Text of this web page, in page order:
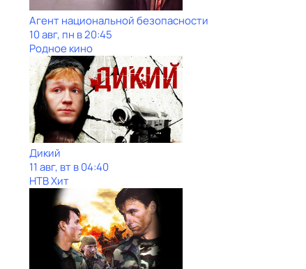
Агент национальной безопасности
10 авг, пн в 20:45
Родное кино
Дикий
11 авг, вт в 04:40
НТВ Хит